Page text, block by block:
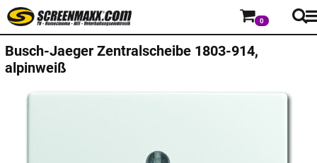
0
Busch-Jaeger Zentralscheibe 1803-914,
alpinweiß